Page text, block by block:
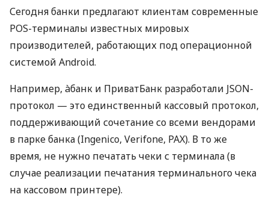
Сегодня банки предлагают клиентам современные
POS-терминалы известных мировых
производителей, работающих под операционной
системой Android.
Например, àбанк и ПриватБанк разработали JSON-
протокол — это единственный кассовый протокол,
поддерживающий сочетание со всеми вендорами
в парке банка (Ingenico, Verifone, PAX). В то же
время, не нужно печатать чеки с терминала (в
случае реализации печатания терминального чека
на кассовом принтере).